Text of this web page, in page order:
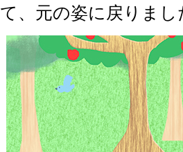
て、元の姿に戻りまし